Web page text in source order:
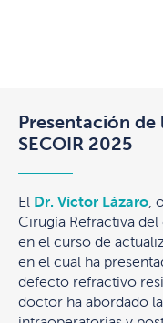
Presentación
SECOIR 2025
El Dr. Víctor Lázaro ,
Cirugía Refractiva
en el curso de
en el cual ha
defecto refractivo
doctor ha abordado